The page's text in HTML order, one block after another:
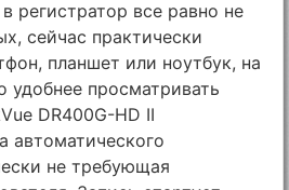
регистратор все равно не
сейчас практически
планшет или ноутбук, на
удобнее просматривать
DR400G-HD II
автоматического
не требующая